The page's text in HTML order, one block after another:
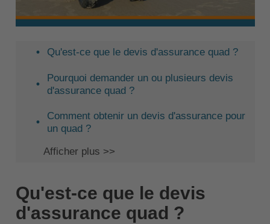
Qu'est-ce que le devis d'assurance quad ?
Pourquoi demander un ou plusieurs devis
d'assurance quad ?
Comment obtenir un devis d'assurance pour
un quad ?
Afficher plus >>
Qu'est-ce que le devis
d'assurance quad ?